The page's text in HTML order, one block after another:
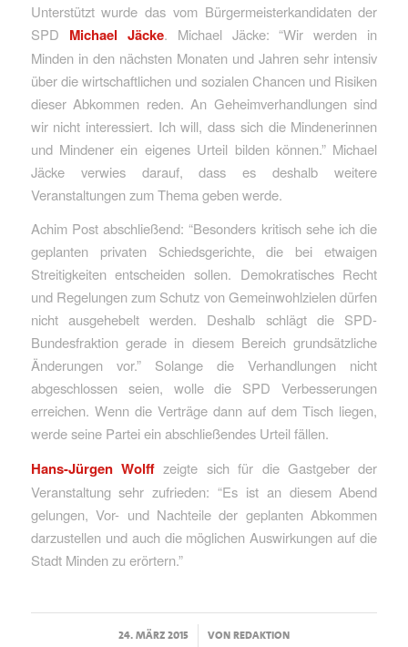
Unterstützt wurde das vom Bürgermeisterkandidaten der
SPD Michael Jäcke. Michael Jäcke: “Wir werden in
Minden in den nächsten Monaten und Jahren sehr intensiv
über die wirtschaftlichen und sozialen Chancen und Risiken
dieser Abkommen reden. An Geheimverhandlungen sind
wir nicht interessiert. Ich will, dass sich die Mindenerinnen
und Mindener ein eigenes Urteil bilden können.” Michael
Jäcke verwies darauf, dass es deshalb weitere
Veranstaltungen zum Thema geben werde.
Achim Post abschließend: “Besonders kritisch sehe ich die
geplanten privaten Schiedsgerichte, die bei etwaigen
Streitigkeiten entscheiden sollen. Demokratisches Recht
und Regelungen zum Schutz von Gemeinwohlzielen dürfen
nicht ausgehebelt werden. Deshalb schlägt die SPD-
Bundesfraktion gerade in diesem Bereich grundsätzliche
Änderungen vor.” Solange die Verhandlungen nicht
abgeschlossen seien, wolle die SPD Verbesserungen
erreichen. Wenn die Verträge dann auf dem Tisch liegen,
werde seine Partei ein abschließendes Urteil fällen.
Hans-Jürgen Wolffzeigte sich für die Gastgeber der
Veranstaltung sehr zufrieden: “Es ist an diesem Abend
gelungen, Vor- und Nachteile der geplanten Abkommen
darzustellen und auch die möglichen Auswirkungen auf die
Stadt Minden zu erörtern.”
24. MÄRZ 2015
/ VONREDAKTION